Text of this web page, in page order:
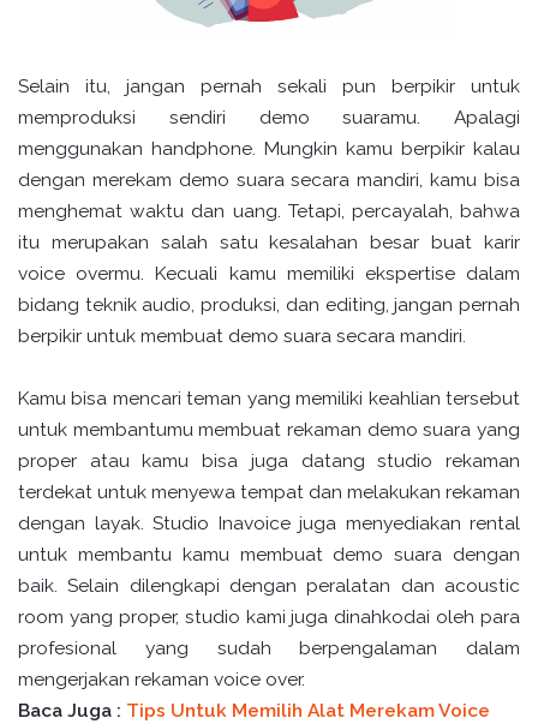
Selain itu, jangan pernah sekali pun berpikir untuk
memproduksi sendiri demo suaramu. Apalagi
menggunakan handphone. Mungkin kamu berpikir kalau
dengan merekam demo suara secara mandiri, kamu bisa
menghemat waktu dan uang. Tetapi, percayalah, bahwa
itu merupakan salah satu kesalahan besar buat karir
voice overmu. Kecuali kamu memiliki ekspertise dalam
bidang teknik audio, produksi, dan editing, jangan pernah
berpikir untuk membuat demo suara secara mandiri.
Kamu bisa mencari teman yang memiliki keahlian tersebut
untuk membantumu membuat rekaman demo suara yang
proper atau kamu bisa juga datang studio rekaman
terdekat untuk menyewa tempat dan melakukan rekaman
dengan layak. Studio Inavoice juga menyediakan rental
untuk membantu kamu membuat demo suara dengan
baik. Selain dilengkapi dengan peralatan dan acoustic
room yang proper, studio kami juga dinahkodai oleh para
profesional yang sudah berpengalaman dalam
mengerjakan rekaman voice over.
Baca Juga : Tips Untuk Memilih Alat Merekam Voice